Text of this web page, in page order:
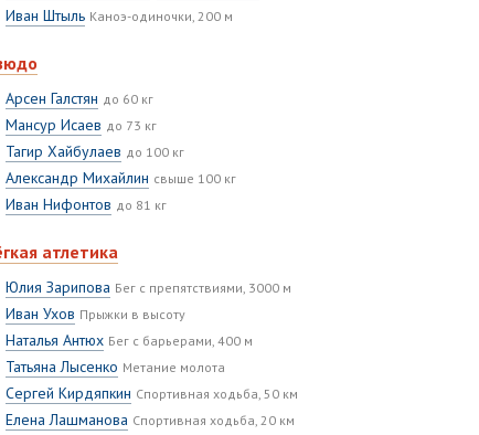
Иван Штыль Каноэ-одиночки, 200 м
Арсен Галстян до 60 кг
Мансур Исаев до 73 кг
Тагир Хайбулаев до 100 кг
Александр Михайлин свыше 100 кг
Иван Нифонтов до 81 кг
атлетика
Юлия Зарипова Бег с препятствиями, 3000 м
Иван Ухов Прыжки в высоту
Наталья Антюх Бег с барьерами, 400 м
Татьяна Лысенко Метание молота
Сергей Кирдяпкин Спортивная ходьба, 50 км
Елена Лашманова Спортивная ходьба, 20 км